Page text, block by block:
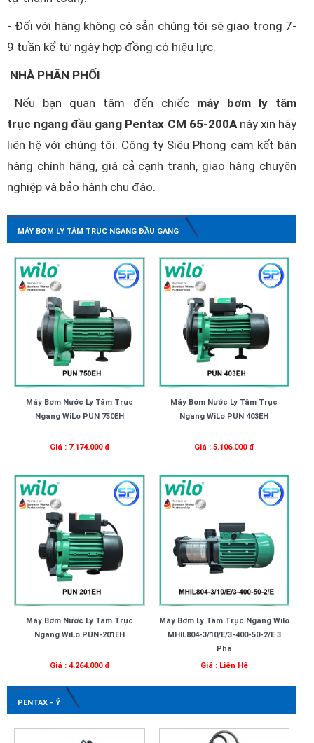
- Đối với hàng không có sẵn chúng tôi sẽ giao trong 7-
9 tuần kể từ ngày hợp đồng có hiệu lực.
NHÀ PHÂN PHỐI
Nếu bạn quan tâm đến chiếc máy bơm ly tâm
trục ngang đầu gang Pentax CM 65-200Anày xin hãy
liên hệ với chúng tôi. Công ty Siêu Phong cam kết bán
hàng chính hãng, giá cả cạnh tranh, giao hàng chuyên
nghiệp và bảo hành chu đáo.
MÁY BƠM LY TÂM TRỤC NGANG ĐẦU GANG
Máy Bơm Nước Ly Tâm Trục
Ngang WiLo PUN 750EH
Giá : 7.174.000 đ
Máy Bơm Nước Ly Tâm Trục
Ngang WiLo PUN 403EH
Giá : 5.106.000 đ
Máy Bơm Nước Ly Tâm Trục
Ngang WiLo PUN-201EH
Giá : 4.264.000 đ
Máy Bơm Ly Tâm Trục Ngang Wilo
MHIL804-3/10/E/3-400-50-2/E 3
Pha
Giá : Liên Hệ
PENTAX - Ý